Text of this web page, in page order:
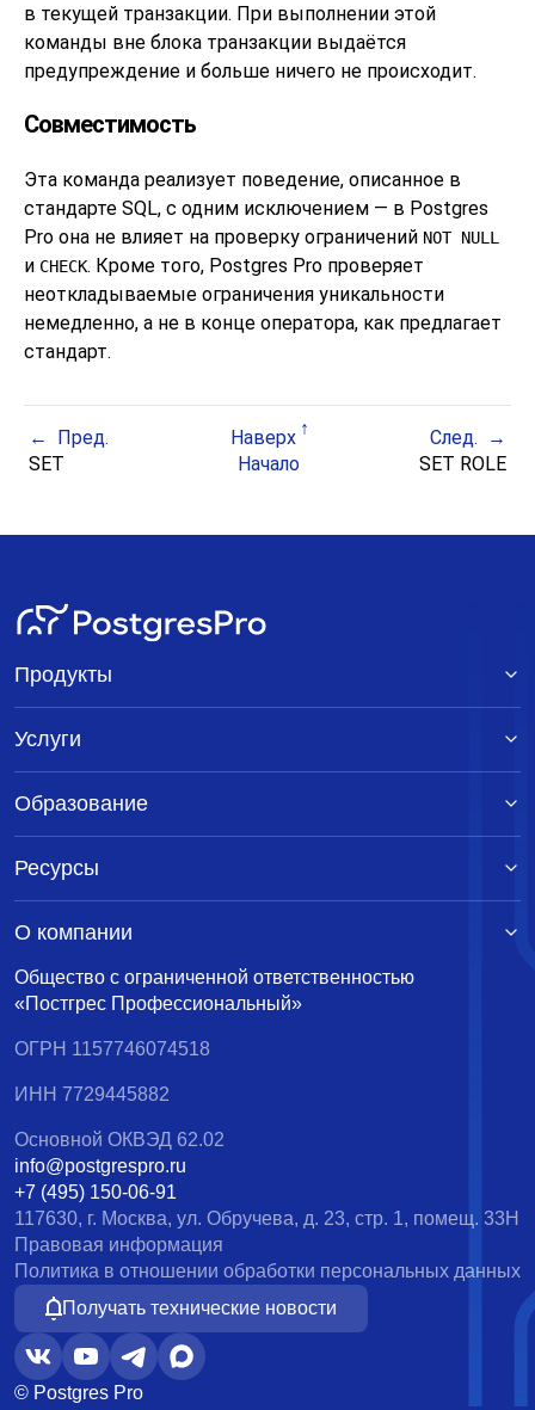
в текущей транзакции. При выполнении этой
команды вне блока транзакции выдаётся
предупреждение и больше ничего не происходит.
Совместимость
Эта команда реализует поведение, описанное в
стандарте SQL, с одним исключением — в Postgres
Pro она не влияет на проверку ограничений NOT NULL
и CHECK. Кроме того, Postgres Pro проверяет
неоткладываемые ограничения уникальности
немедленно, а не в конце оператора, как предлагает
стандарт.
Пред. Наверх
След.
SET
Начало SET ROLE
Общество с ограниченной ответственностью
«Постгрес Профессиональный»
ОГРН 1157746074518
ИНН 7729445882
Основной ОКВЭД 62.02
info@postgrespro.ru
+7 (495) 150-06-91
117630, г. Москва, ул. Обручева, д. 23, стр. 1, помещ. 33Н
Правовая информация
Политика в отношении обработки персональных данных
Получать технические новости
© Postgres Pro
Продукты
Услуги
Образование
Ресурсы
О компании